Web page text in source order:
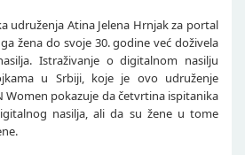
udruženja Atina Jelena Hrnjak za portal
žena do svoje 30. godine već doživela
Istraživanje o digitalnom nasilju
u Srbiji, koje je ovo udruženje
Women pokazuje da četvrtina ispitanika
nasilja, ali da su žene u tome